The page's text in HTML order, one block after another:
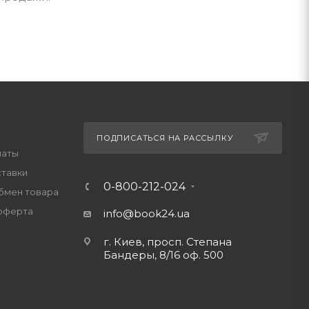
товара
ПОДПИСАТЬСЯ НА РАССЫЛКУ
0-800-212-024
info@book24.ua
г. Киев, просп. Степана
Бандеры, 8/16 оф. 500